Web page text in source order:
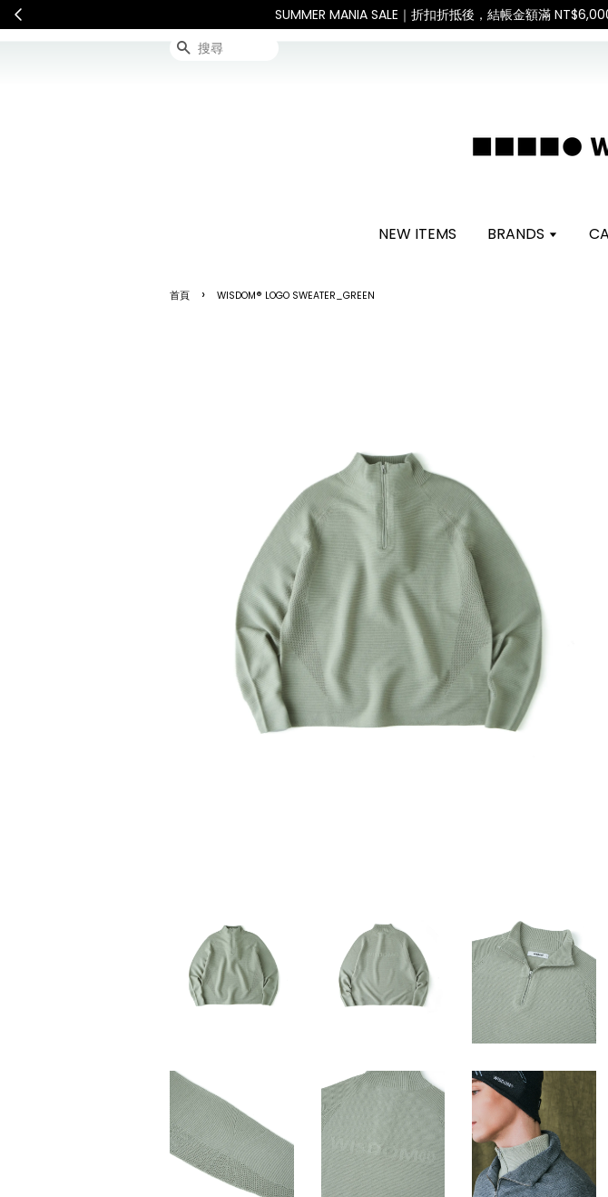
International Shipping: Recipient is responsible for all
搜尋
NEW ITEMS BRANDS
首頁 › WISDOM® LOGO SWEATER_GREEN